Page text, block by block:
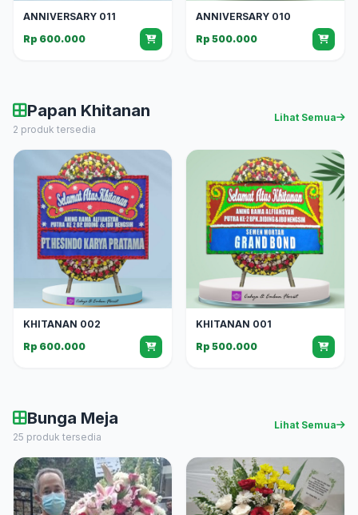
ANNIVERSARY 011
Rp 600.000
ANNIVERSARY 010
Rp 500.000
Papan Khitanan
2 produk tersedia
Lihat Semua
KHITANAN 002
Rp 600.000
KHITANAN 001
Rp 500.000
Bunga Meja
25 produk tersedia
Lihat Semua